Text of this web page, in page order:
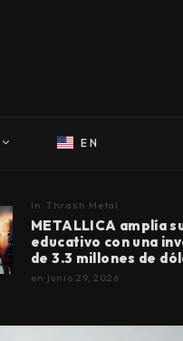
EN
In Thrash Metal
METALLICA amplía
educativo con una
de 3.3 millones de
en junio 29, 2026